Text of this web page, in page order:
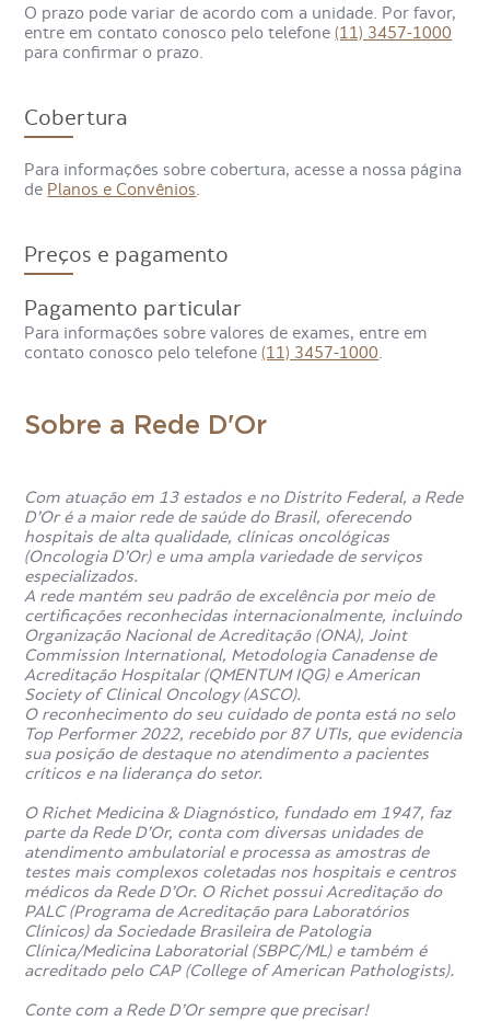
O prazo pode variar de acordo com a unidade. Por favor,
entre em contato conosco pelo telefone(11) 3457-1000
para confirmar o prazo.
Cobertura
Para informações sobre cobertura, acesse a nossa página
de Planos e Convênios
Preços e pagamento
Pagamento particular
Para informações sobre valores de exames, entre em
contato conosco pelo telefone(11) 3457-1000
Sobre a Rede D'Or
Com atuação em 13 estados e no Distrito Federal, a Rede
D’Or é a maior rede de saúde do Brasil, oferecendo
hospitais de alta qualidade, clínicas oncológicas
(Oncologia D’Or) e uma ampla variedade de serviços
especializados.
A rede mantém seu padrão de excelência por meio de
certificações reconhecidas internacionalmente, incluindo
Organização Nacional de Acreditação (ONA), Joint
Commission International, Metodologia Canadense de
Acreditação Hospitalar (QMENTUM IQG) e American
Society of Clinical Oncology (ASCO).
O reconhecimento do seu cuidado de ponta está no selo
Top Performer 2022, recebido por 87 UTIs, que evidencia
sua posição de destaque no atendimento a pacientes
críticos e na liderança do setor.
O Richet Medicina & Diagnóstico, fundado em 1947, faz
parte da Rede D’Or, conta com diversas unidades de
atendimento ambulatorial e processa as amostras de
testes mais complexos coletadas nos hospitais e centros
médicos da Rede D’Or. O Richet possui Acreditação do
PALC (Programa de Acreditação para Laboratórios
Clínicos) da Sociedade Brasileira de Patologia
Clínica/Medicina Laboratorial (SBPC/ML) e também é
acreditado pelo CAP (College of American Pathologists).
Conte com a Rede D’Or sempre que precisar!